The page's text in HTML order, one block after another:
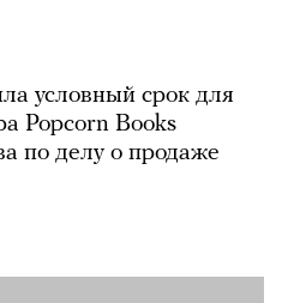
условный срок для
Popcorn Books
по делу о продаже